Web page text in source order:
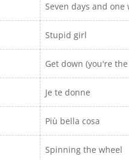
Seven days and one
Stupid girl
Get down (you're
Je te donne
Più bella cosa
Spinning the wheel